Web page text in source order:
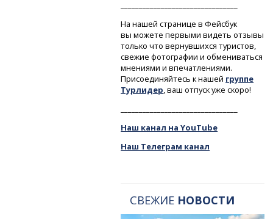
На нашей странице в Фейсбук
вы можете первыми видеть отзывы
только что вернувшихся туристов,
свежие фотографии и обмениваться
мнениями и впечатлениями.
Присоединяйтесь к нашей группе
Турлидер, ваш отпуск уже скоро!
Наш канал на YouTube
Наш Телеграм канал
СВЕЖИЕ НОВОСТИ